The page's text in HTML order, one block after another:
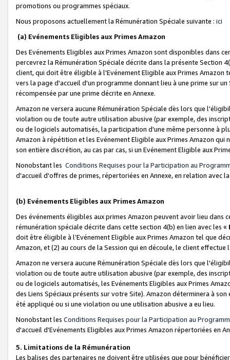
promotions ou programmes spéciaux.
Nous proposons actuellement la Rémunération Spéciale suivante : ici
(a) Evénements Eligibles aux Primes Amazon
Des Evénements Eligibles aux Primes Amazon sont disponibles dans
percevrez la Rémunération Spéciale décrite dans la présente Section
client, qui doit être éligible à l'Evénement Eligible aux Primes Amazon
vers la page d'accueil d'un programme donnant lieu à une prime sur
récompensée par une prime décrite en Annexe.
Amazon ne versera aucune Rémunération Spéciale dès lors que
violation ou de toute autre utilisation abusive (par exemple, des
ou de logiciels automatisés, la participation d'une même personne à
Amazon à répétition et les Evénement Eligible aux Primes Amazon qui
son entière discrétion, au cas par cas, si un Evénement Eligible aux
Nonobstant les Conditions Requises pour la Participation au
d'accueil d'offres de primes, répertoriées en Annexe, en relation avec
(b) Evénements Eligibles aux Primes Amazon
Des événements éligibles aux primes Amazon peuvent avoir lieu dans
rémunération spéciale décrite dans cette section 4(b) en lien avec les «
doit être éligible à l’Evénement Eligible aux Primes Amazon tel que
Amazon, et (2) au cours de la Session qui en découle, le client
Amazon ne versera aucune Rémunération Spéciale dès lors que
violation ou de toute autre utilisation abusive (par exemple, des
ou de logiciels automatisés, les Evénements Eligibles aux Primes
des Liens Spéciaux présents sur votre Site). Amazon déterminera à
été appliqué ou si une violation ou une utilisation abusive a eu lieu.
Nonobstant les Conditions Requises pour la Participation au
d'accueil d'Evénements Eligibles aux Primes Amazon répertoriées en
5. Limitations de la Rémunération
Les balises des partenaires ne doivent être utilisées que pour